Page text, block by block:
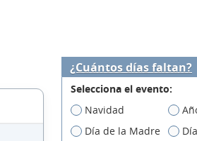
¿Cuántos días faltan?
Selecciona el evento:
Navidad
Día de la Madre